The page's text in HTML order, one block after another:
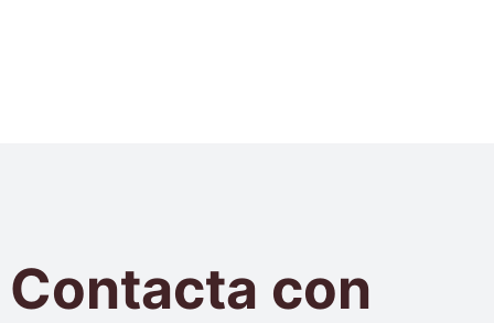
Contacta con